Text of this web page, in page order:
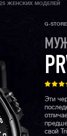
G + SHEEN
ЖЕНСКИХ МОДЕЛЕЙ
G-STORE
Эти
свой